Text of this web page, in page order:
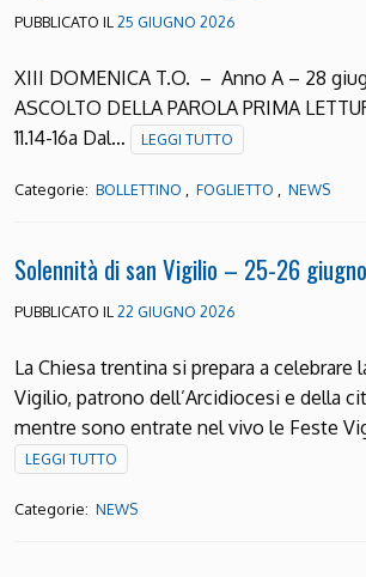
PUBBLICATO IL 25 GIUGNO 2026
XIII DOMENICA T.O. – Anno A – 28
ASCOLTO DELLA PAROLA PRIMA
11.14-16a Dal…
LEGGI TUTTO
Categorie: BOLLETTINO FOGLIETTO NEWS
Solennità di san Vigilio – 25-26
PUBBLICATO IL 22 GIUGNO 2026
La Chiesa trentina si prepara a celebrare
Vigilio, patrono dell’Arcidiocesi e della
mentre sono entrate nel vivo le Feste
LEGGI TUTTO
Categorie: NEWS